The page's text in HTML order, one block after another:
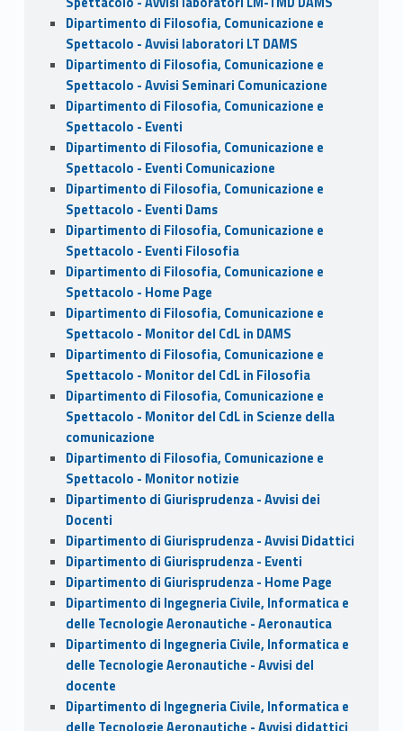
Dipartimento di Filosofia, Comunicazione e
Spettacolo - Avvisi laboratori LT DAMS
Dipartimento di Filosofia, Comunicazione e
Spettacolo - Avvisi Seminari Comunicazione
Dipartimento di Filosofia, Comunicazione e
Spettacolo - Eventi
Dipartimento di Filosofia, Comunicazione e
Spettacolo - Eventi Comunicazione
Dipartimento di Filosofia, Comunicazione e
Spettacolo - Eventi Dams
Dipartimento di Filosofia, Comunicazione e
Spettacolo - Eventi Filosofia
Dipartimento di Filosofia, Comunicazione e
Spettacolo - Home Page
Dipartimento di Filosofia, Comunicazione e
Spettacolo - Monitor del CdL in DAMS
Dipartimento di Filosofia, Comunicazione e
Spettacolo - Monitor del CdL in Filosofia
Dipartimento di Filosofia, Comunicazione e
Spettacolo - Monitor del CdL in Scienze della
comunicazione
Dipartimento di Filosofia, Comunicazione e
Spettacolo - Monitor notizie
Dipartimento di Giurisprudenza - Avvisi dei
Docenti
Dipartimento di Giurisprudenza - Avvisi Didattici
Dipartimento di Giurisprudenza - Eventi
Dipartimento di Giurisprudenza - Home Page
Dipartimento di Ingegneria Civile, Informatica e
delle Tecnologie Aeronautiche - Aeronautica
Dipartimento di Ingegneria Civile, Informatica e
delle Tecnologie Aeronautiche - Avvisi del
docente
Dipartimento di Ingegneria Civile, Informatica e